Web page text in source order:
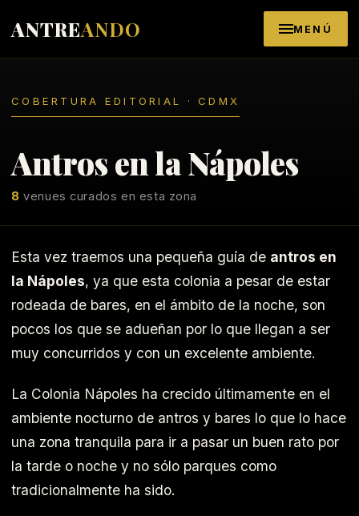
ANTREANDO MENÚ
COBERTURA EDITORIAL · CDMX
Antros en la Nápoles
8 venues curados en esta zona
Esta vez traemos una pequeña guía de antros en
la Nápoles, ya que esta colonia a pesar de estar
rodeada de bares, en el ámbito de la noche, son
pocos los que se adueñan por lo que llegan a ser
muy concurridos y con un excelente ambiente.
La Colonia Nápoles ha crecido últimamente en el
ambiente nocturno de antros y bares lo que lo hace
una zona tranquila para ir a pasar un buen rato por
la tarde o noche y no sólo parques como
tradicionalmente ha sido.